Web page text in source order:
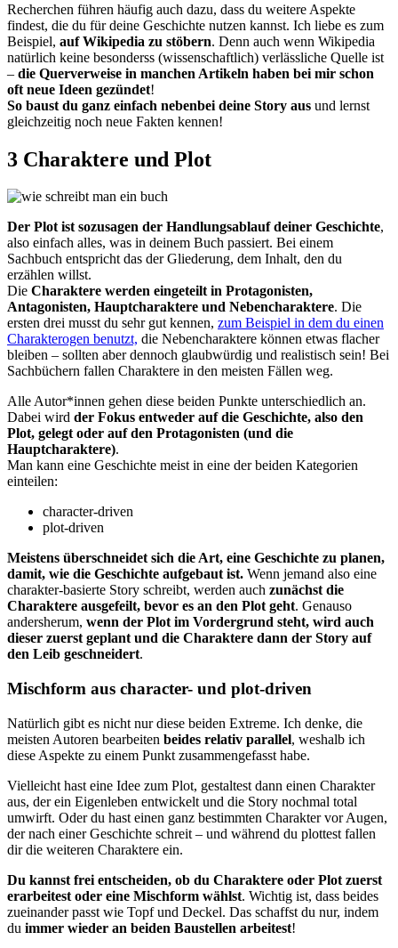
Recherchen führen häufig auch dazu, dass du weitere Aspekte
findest, die du für deine Geschichte nutzen kannst. Ich liebe es zum
Beispiel, auf Wikipedia zu stöbern. Denn auch wenn Wikipedia
natürlich keine besonderss (wissenschaftlich) verlässliche Quelle ist
– die Querverweise in manchen Artikeln haben bei mir schon
oft neue Ideen gezündet!
So baust du ganz einfach nebenbei deine Story aus und lernst
gleichzeitig noch neue Fakten kennen!
3 Charaktere und Plot
Der Plot ist sozusagen der Handlungsablauf deiner Geschichte,
also einfach alles, was in deinem Buch passiert. Bei einem
Sachbuch entspricht das der Gliederung, dem Inhalt, den du
erzählen willst.
Die Charaktere werden eingeteilt in Protagonisten,
Antagonisten, Hauptcharaktere und Nebencharaktere. Die
ersten drei musst du sehr gut kennen, zum Beispiel in dem du einen
Charakterogen benutzt, die Nebencharaktere können etwas flacher
bleiben – sollten aber dennoch glaubwürdig und realistisch sein! Bei
Sachbüchern fallen Charaktere in den meisten Fällen weg.
Alle Autor*innen gehen diese beiden Punkte unterschiedlich an.
Dabei wird der Fokus entweder auf die Geschichte, also den
Plot, gelegt oder auf den Protagonisten (und die
Hauptcharaktere).
Man kann eine Geschichte meist in eine der beiden Kategorien
einteilen:
character-driven
plot-driven
Meistens überschneidet sich die Art, eine Geschichte zu planen,
damit, wie die Geschichte aufgebaut ist. Wenn jemand also eine
charakter-basierte Story schreibt, werden auch zunächst die
Charaktere ausgefeilt, bevor es an den Plot geht. Genauso
andersherum, wenn der Plot im Vordergrund steht, wird auch
dieser zuerst geplant und die Charaktere dann der Story auf
den Leib geschneidert.
Mischform aus character- und plot-driven
Natürlich gibt es nicht nur diese beiden Extreme. Ich denke, die
meisten Autoren bearbeiten beides relativ parallel, weshalb ich
diese Aspekte zu einem Punkt zusammengefasst habe.
Vielleicht hast eine Idee zum Plot, gestaltest dann einen Charakter
aus, der ein Eigenleben entwickelt und die Story nochmal total
umwirft. Oder du hast einen ganz bestimmten Charakter vor Augen,
der nach einer Geschichte schreit – und während du plottest fallen
dir die weiteren Charaktere ein.
Du kannst frei entscheiden, ob du Charaktere oder Plot zuerst
erarbeitest oder eine Mischform wählst. Wichtig ist, dass beides
zueinander passt wie Topf und Deckel. Das schaffst du nur, indem
du immer wieder an beiden Baustellen arbeitest!